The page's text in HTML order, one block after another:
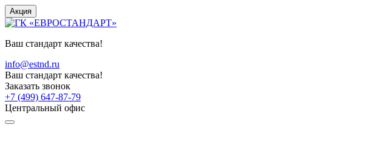
Акция
Ваш стандарт качества!
info@estnd.ru
Ваш стандарт качества!
Заказать звонок
+7 (499) 647-87-79
Центральный офис